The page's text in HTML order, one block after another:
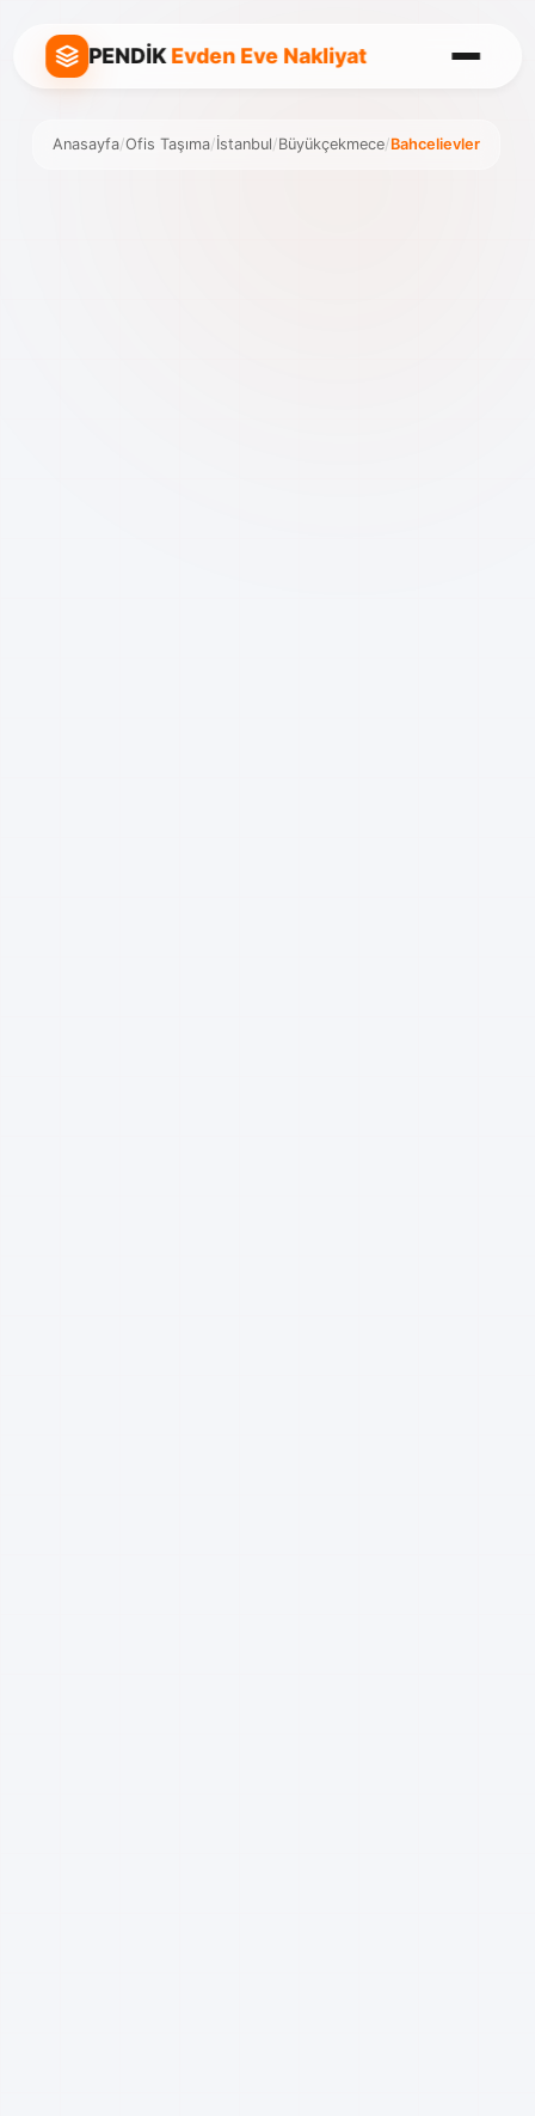
PENDİKEvden Eve Nakliyat
Anasayfa/Ofis Taşıma/İstanbul/Büyükçekmece/Bahcelievler